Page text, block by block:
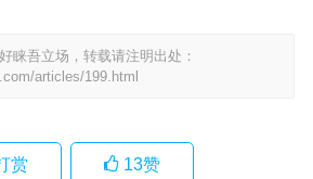
睐吾立场，转载请注明出处：
articles/199.html
赏 13赞